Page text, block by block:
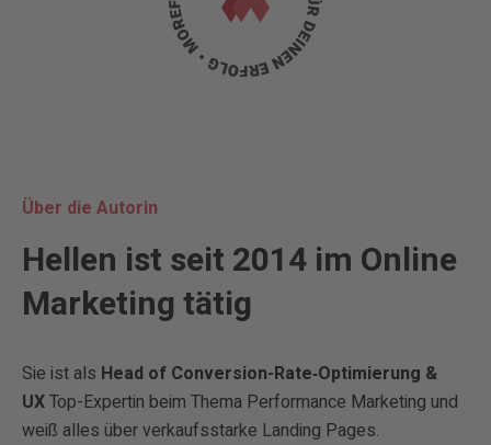
Über die Autorin
Hellen ist seit 2014 im Online
Marketing tätig
Sie ist als Head of Conversion-Rate‑Optimierung &
UXTop-Expertin beim Thema Performance Marketing und
weiß alles über verkaufsstarke Landing Pages.